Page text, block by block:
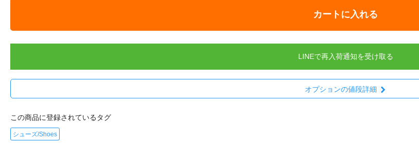
カートに入れる
LINEで再入荷通知を受け取る
オプションの値段詳細
この商品に登録されているタグ
シューズ/Shoes